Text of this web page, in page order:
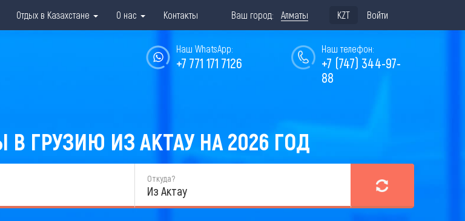
Отдых в Казахстане О нас Контакты Ваш город: Алматы KZT Войти
Наш телефон:
+7 (747) 344-97-
88
Наш WhatsApp:
+7 771 171 7126
ГРУЗИЮ ИЗ АКТАУ НА 2026 ГОД
Откуда?
Из Актау